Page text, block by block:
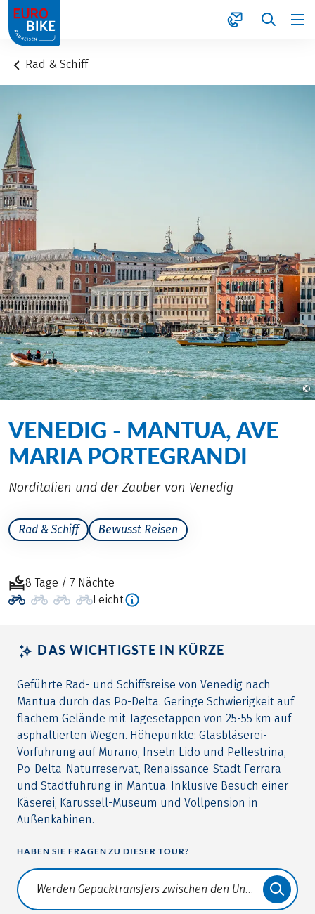
1
Rad & Schiff
©
VENEDIG - MANTUA, AVE
MARIA PORTEGRANDI
Norditalien und der Zauber von Venedig
Rad & Schiff Bewusst Reisen
8 Tage / 7 Nächte
Leicht
DAS WICHTIGSTE IN KÜRZE
Geführte Rad- und Schiffsreise von Venedig nach
Mantua durch das Po-Delta. Geringe Schwierigkeit auf
flachem Gelände mit Tagesetappen von 25-55 km auf
asphaltierten Wegen. Höhepunkte: Glasbläserei-
Vorführung auf Murano, Inseln Lido und Pellestrina,
Po-Delta-Naturreservat, Renaissance-Stadt Ferrara
und Stadtführung in Mantua. Inklusive Besuch einer
Käserei, Karussell-Museum und Vollpension in
Außenkabinen.
HABEN SIE FRAGEN ZU DIESER TOUR?
Translate: a11y.faq.search